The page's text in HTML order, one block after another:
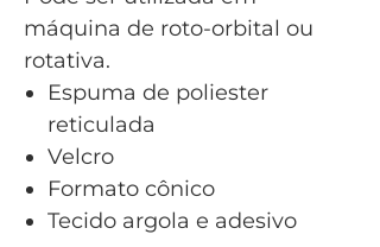
máquina de roto-orbital ou
rotativa.
Espuma de poliester
reticulada
Velcro
Formato cônico
Tecido argola e adesivo